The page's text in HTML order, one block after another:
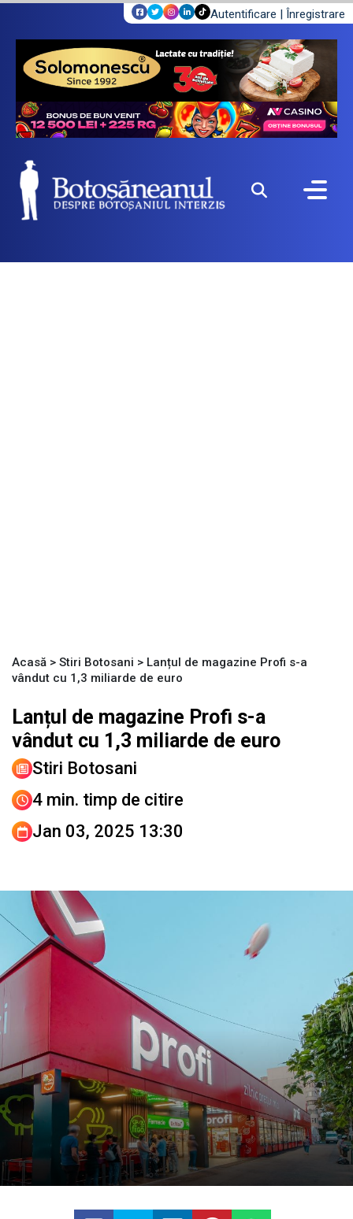
Autentificare | Înregistrare
Acasă > Stiri Botosani > Lanțul de magazine Profi s-a
vândut cu 1,3 miliarde de euro
Lanțul de magazine Profi s-a
vândut cu 1,3 miliarde de euro
Stiri Botosani
4 min. timp de citire
Jan 03, 2025 13:30